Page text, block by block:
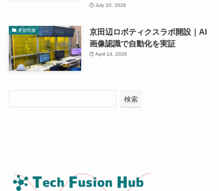
July 10, 2026
更新情報
京田辺ロボティクスラボ開設｜AI
画像認識で自動化を実証
April 14, 2026
検索